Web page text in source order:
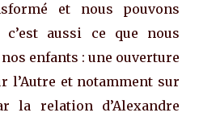
et nous pouvons
aussi ce que nous
enfants : une ouverture
l’Autre et notamment sur
la relation d’Alexandre